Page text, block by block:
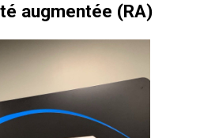
augmentée (RA)